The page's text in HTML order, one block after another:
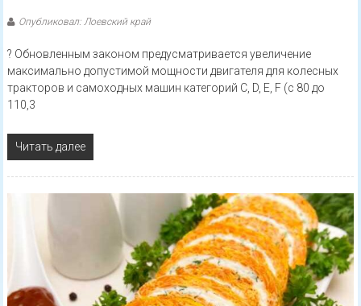
Опубликовал: Лоевский край
? Обновленным законом предусматривается увеличение
максимально допустимой мощности двигателя для колесных
тракторов и самоходных машин категорий C, D, E, F (с 80 до
110,3
Читать далее